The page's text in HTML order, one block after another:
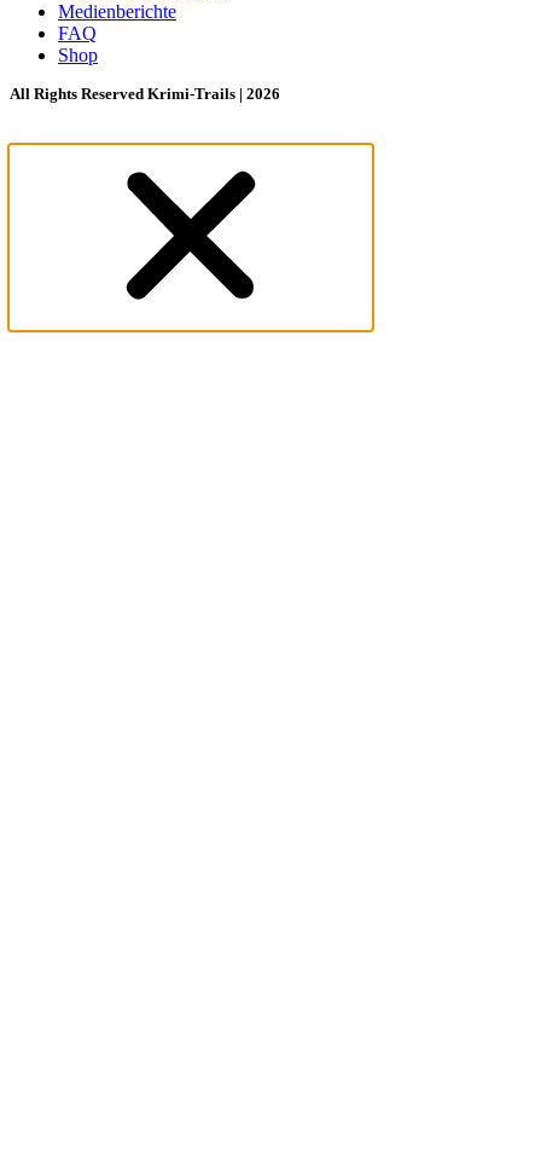
Medienberichte
FAQ
Shop
All Rights Reserved Krimi-Trails | 2026